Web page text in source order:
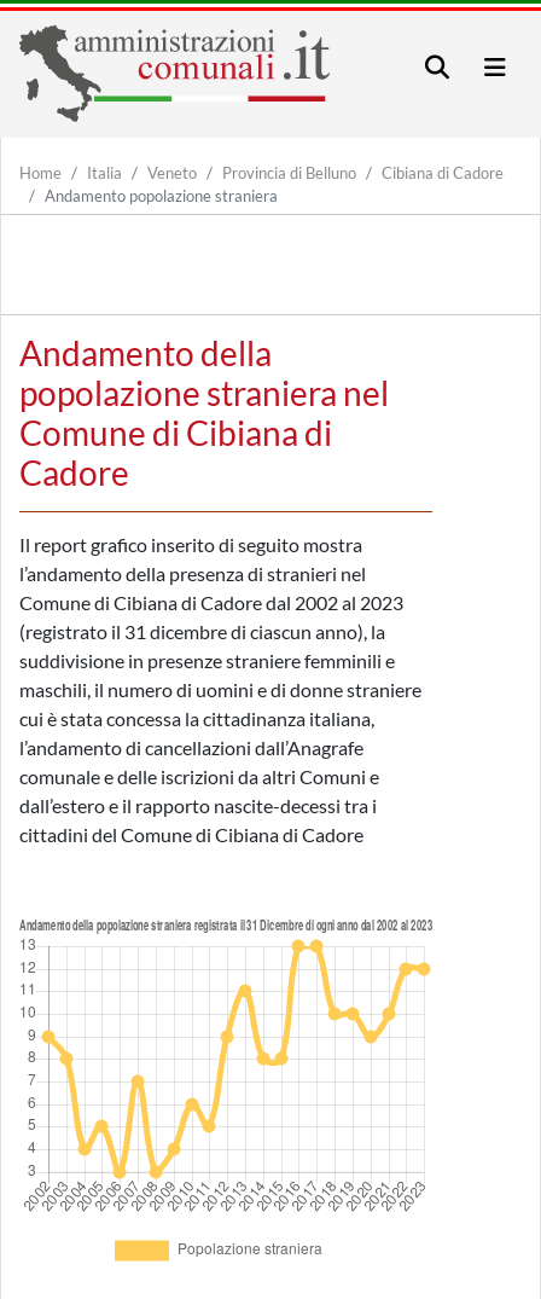
Home Italia Veneto Provincia di Belluno
Cibiana di Cadore
Andamento popolazione straniera
Andamento della
popolazione straniera nel
Comune di Cibiana di
Cadore
Il report grafico inserito di seguito mostra
l’andamento della presenza di stranieri nel
Comune di Cibiana di Cadore dal 2002 al 2023
(registrato il 31 dicembre di ciascun anno), la
suddivisione in presenze straniere femminili e
maschili, il numero di uomini e di donne straniere
cui è stata concessa la cittadinanza italiana,
l’andamento di cancellazioni dall’Anagrafe
comunale e delle iscrizioni da altri Comuni e
dall’estero e il rapporto nascite-decessi tra i
cittadini del Comune di Cibiana di Cadore